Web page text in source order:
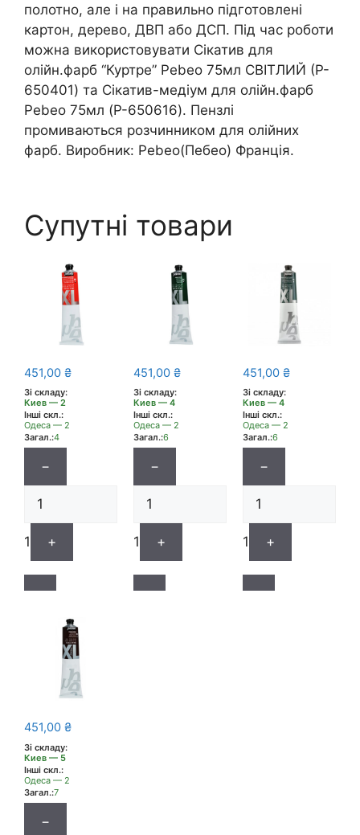
полотно, але і на правильно підготовлені
картон, дерево, ДВП або ДСП. Під час роботи
можна використовувати Сікатив для
олійн.фарб “Куртре” Pebeo 75мл СВІТЛИЙ (P-
650401) та Сікатив-медіум для олійн.фарб
Pebeo 75мл (P-650616). Пензлі
промиваються розчинником для олійних
фарб. Виробник: Pebeo(Пебео) Франція.
Супутні товари
451,00 ₴
Зі складу:
Киев — 2
Інші скл.:
Одеса — 2
Загал.:4
−
1 +
451,00 ₴
Зі складу:
Киев — 4
Інші скл.:
Одеса — 2
Загал.:6
−
1 +
451,00 ₴
Зі складу:
Киев — 4
Інші скл.:
Одеса — 2
Загал.:6
−
1 +
451,00 ₴
Зі складу:
Киев — 5
Інші скл.:
Одеса — 2
Загал.:7
−